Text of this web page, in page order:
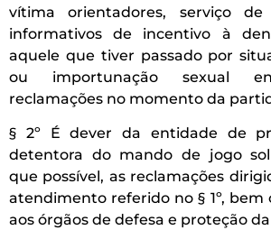
vítima orientadores, serviço
informativos de incentivo à
aquele que tiver passado por
ou importunação sexual
reclamações no momento da
§ 2º É dever da entidade de
detentora do mando de jogo
que possível, as reclamações
atendimento referido no § 1º,
aos órgãos de defesa e proteção